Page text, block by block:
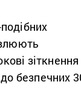
зіткнення
безпечних